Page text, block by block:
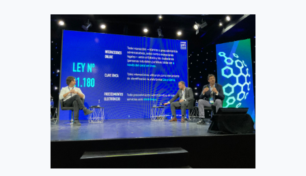
28 abril, 2021 noticias
CHILE EXPORTA HERRAMIENTA DE
CHEQUEO DIGITAL PARA PYMES. ESTÁ
PRESENTE EN 14 PAÍSES.
Conocer en qué estado de madurez
digital se encuentra un negocio y de